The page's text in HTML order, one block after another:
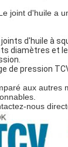
joint d'huile a
joints d'huile à
diamètres et
de pression
aux autres
nous